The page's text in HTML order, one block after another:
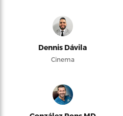
Dennis Dávila
Cinema